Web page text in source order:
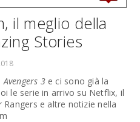
il meglio della
Stories
Avengers 3e ci sono già la
le serie in arrivo su Netflix, il
e altre notizie nella